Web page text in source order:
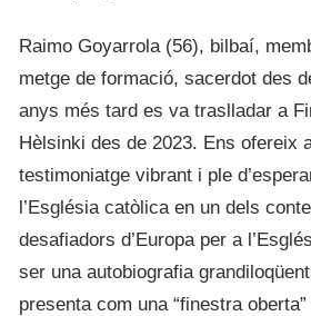
Raimo Goyarrola (56), bilbaí,
metge de formació, sacerdot des
anys més tard es va traslladar a
Hèlsinki des de 2023. Ens ofereix
testimoniatge vibrant i ple
l’Església catòlica en un dels
desafiadors d’Europa per a
ser una autobiografia
presenta com una “finestra oberta”